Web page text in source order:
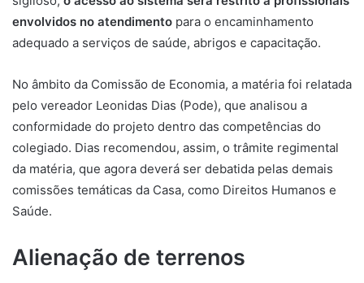
envolvidos no atendimento para o encaminhamento
adequado a serviços de saúde, abrigos e capacitação.
No âmbito da Comissão de Economia, a matéria foi relatada
pelo vereador Leonidas Dias (Pode), que analisou a
conformidade do projeto dentro das competências do
colegiado. Dias recomendou, assim, o trâmite regimental
da matéria, que agora deverá ser debatida pelas demais
comissões temáticas da Casa, como Direitos Humanos e
Saúde.
Alienação de terrenos